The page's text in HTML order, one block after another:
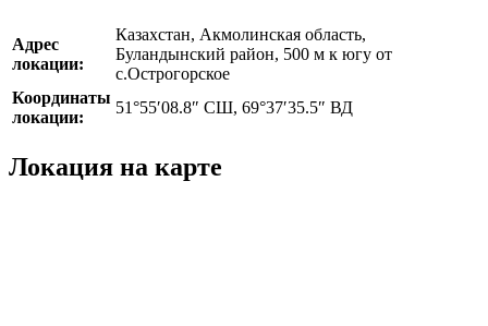
Адрес
локации:
Казахстан, Акмолинская область,
Буландынский район, 500 м к югу от
с.Острогорское
Координаты
локации:
51°55′08.8″ СШ, 69°37′35.5″ ВД
Локация на карте